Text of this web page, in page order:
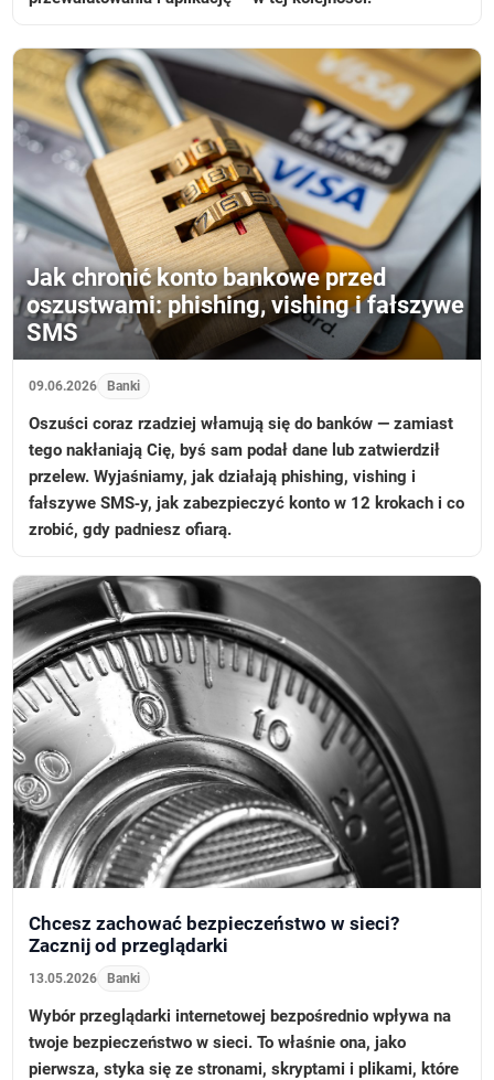
Jak chronić konto bankowe przed
oszustwami: phishing, vishing i fałszywe
SMS
09.06.2026 Banki
Oszuści coraz rzadziej włamują się do banków — zamiast
tego nakłaniają Cię, byś sam podał dane lub zatwierdził
przelew. Wyjaśniamy, jak działają phishing, vishing i
fałszywe SMS‑y, jak zabezpieczyć konto w 12 krokach i co
zrobić, gdy padniesz ofiarą.
Chcesz zachować bezpieczeństwo w sieci?
Zacznij od przeglądarki
13.05.2026 Banki
Wybór przeglądarki internetowej bezpośrednio wpływa na
twoje bezpieczeństwo w sieci. To właśnie ona, jako
pierwsza, styka się ze stronami, skryptami i plikami, które